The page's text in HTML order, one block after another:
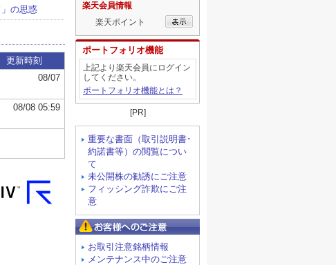
楽天会員情報
楽天ポイント
ポートフォリオ機能
上記より楽天会員にログイン
してください。
ポートフォリオ機能とは？
[PR]
重要な書面（取引説明書･
約諾書等）の閲覧につい
て
未公開株の勧誘にご注意
フィッシング詐欺にご注
意
お取引注意銘柄情報
メンテナンス中のご注意